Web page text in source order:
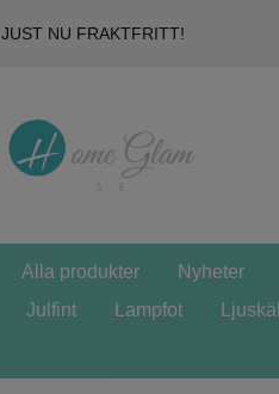
JUST NU FRAKTFRITT!
Alla produkter Nyheter
Julfint
Lampfot